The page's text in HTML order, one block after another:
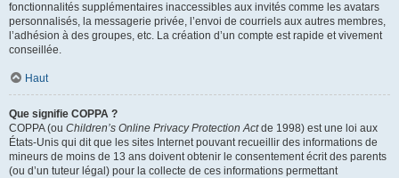
fonctionnalités supplémentaires inaccessibles aux invités comme les avatars
personnalisés, la messagerie privée, l’envoi de courriels aux autres membres,
l’adhésion à des groupes, etc. La création d’un compte est rapide et vivement
conseillée.
Haut
Que signifie COPPA ?
COPPA (ou Children’s Online Privacy Protection Actde 1998) est une loi aux
États-Unis qui dit que les sites Internet pouvant recueillir des informations de
mineurs de moins de 13 ans doivent obtenir le consentement écrit des parents
(ou d’un tuteur légal) pour la collecte de ces informations permettant